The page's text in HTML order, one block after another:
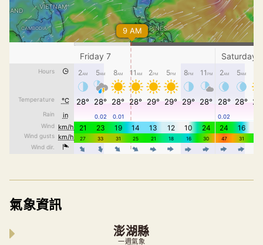
氣象資訊
澎湖縣
一週氣象